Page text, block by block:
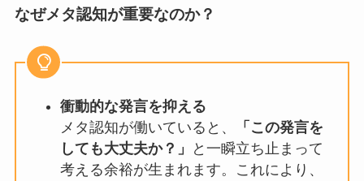
なぜメタ認知が重要なのか？
衝動的な発言を抑える
メタ認知が働いていると、
「この発言を
しても大丈夫か？」
と一瞬立ち止まって
考える余裕が生まれます。これにより、